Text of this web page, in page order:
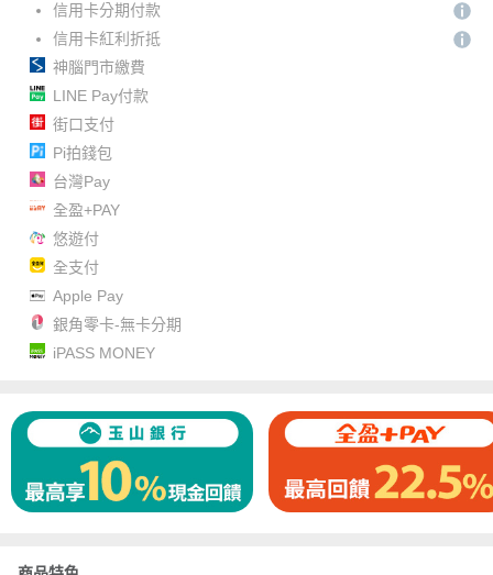
信用卡分期付款
信用卡紅利折抵
神腦門市繳費
LINE Pay付款
街口支付
Pi拍錢包
台灣Pay
全盈+PAY
悠遊付
全支付
Apple Pay
銀角零卡-無卡分期
iPASS MONEY